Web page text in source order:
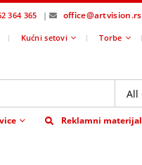
364 365 | office@artvision.rs
Kućni setovi Torbe
Reklamni materijal